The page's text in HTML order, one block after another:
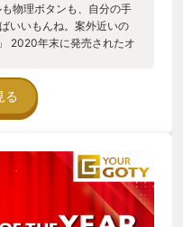
物理ボタンも、自分の手
いいもんね。案外近いの
2020年末に発売されたオ
一通りプレイし、とても
デート2.00と大型ダウン
配信となり、スキルツリ
とサイボーグ移植（イン
きる。 銃撃・ステルス・
い方に特化した強化がす
壁向こうの敵を探知する
る